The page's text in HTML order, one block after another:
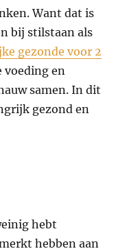
Want dat is
bij stilstaan als
gezonde voor 2
voeding en
samen. In dit
gezond en
hebt
hebben aan